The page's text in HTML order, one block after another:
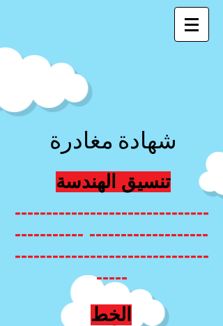
شهادة مغادرة
تنسيق الهندسة
-------------------------------
------------------- -----------
-------------------------------
-----
الخط